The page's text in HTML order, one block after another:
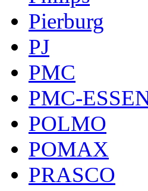
Pierburg
PJ
PMC
PMC-
POLMO
POMAX
PRASCO